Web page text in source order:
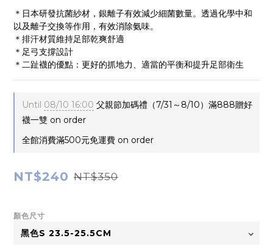
＊日本研發抗菌紗材，銀離子有效減少細菌數量。透過化學中和
以及離子交換等作用，有效消除氨味。
＊排汗材質維持足部乾爽舒適
＊足弓支撐設計
＊二趾襪的優點：更好的抓地力、適當的平衡和提升足部衛生
Until 08/10 16:00 父親節加碼禮（7/31～8/10）滿888贈好
襪一雙 on order
全館消費滿500元免運費 on order
NT$240 NT$350
顏色尺寸